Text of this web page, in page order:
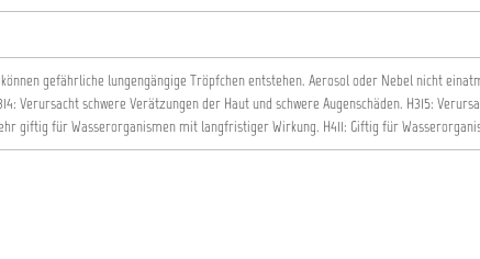
können gefährliche lungengängige Tröpfchen entstehen. Aerosol oder Nebel nicht
Verursacht schwere Verätzungen der Haut und schwere Augenschäden. H315:
giftig für Wasserorganismen mit langfristiger Wirkung. H411: Giftig für